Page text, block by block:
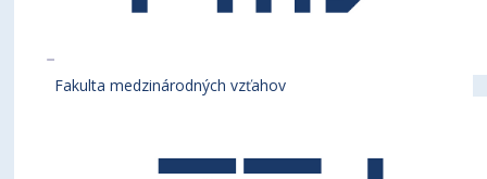
Fakulta medzinárodných vzťahov